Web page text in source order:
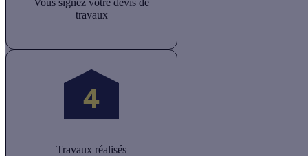
travaux
Travaux réalisés